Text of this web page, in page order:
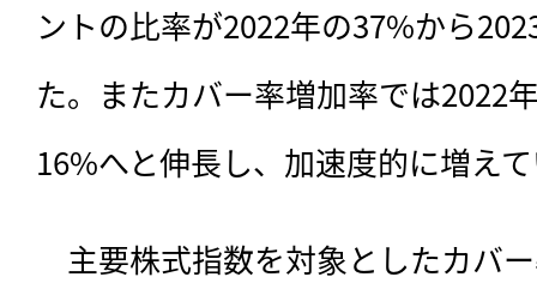
ントの比率が2022年の37%から
た。またカバー率増加率では2022
16%へと伸長し、加速度的に増え
主要株式指数を対象としたカバ